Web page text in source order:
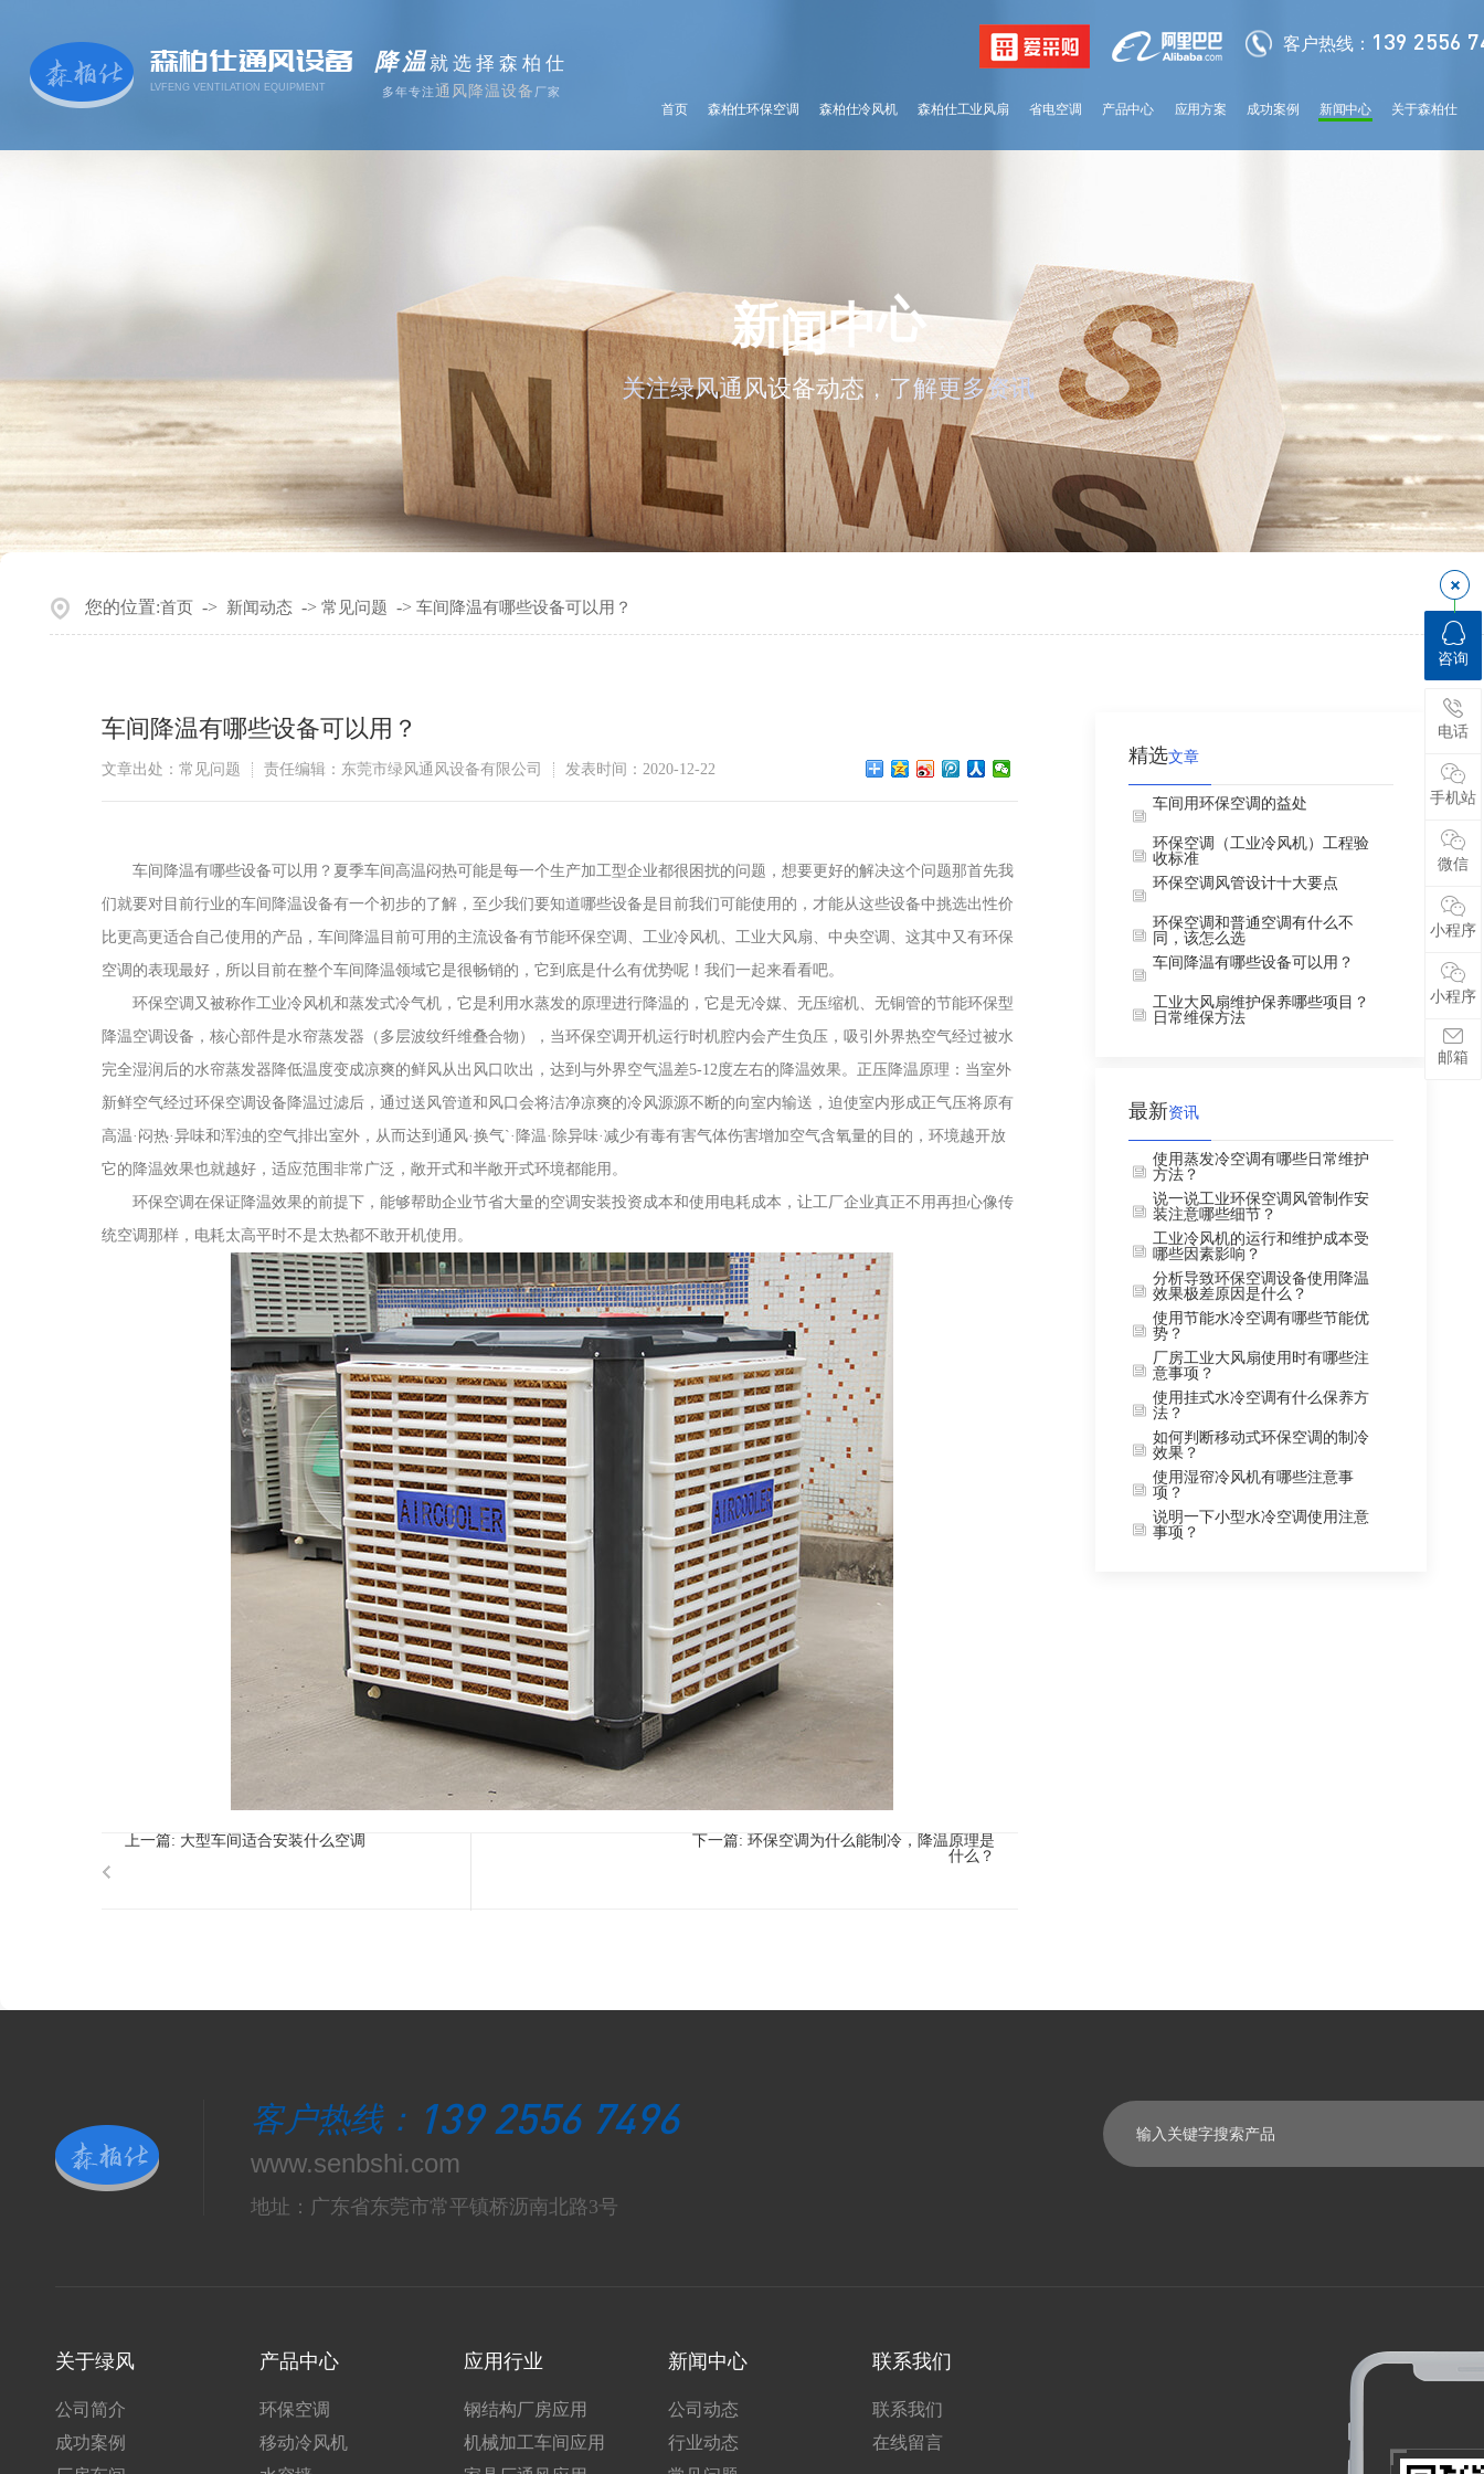
森柏仕通风设备
LVFENG VENTILATION EQUIPMENT
降温就选择森柏仕
多年专注通风降温设备 厂家
客户热线： 139 2556
首页 森柏仕环保空调 森柏仕冷风机 森柏仕工业风扇 省电空调 产品中心 应用方案 成功案例 新闻中心 关于森柏仕
新闻中心
关注绿风通风设备动态，了解更多资讯
您的位置:首页 -> 新闻动态 -> 常见问题 -> 车间降温有哪些设备可以用？
车间降温有哪些设备可以用？
文章出处：常见问题 责任编辑：东莞市绿风通风设备有限公司 发表时间：2020-12-22
车间降温有哪些设备可以用？夏季车间高温闷热可能是每一个生产加工型企业都很困扰的问题，想要更好的解决这个问题那首先我
们就要对目前行业的车间降温设备有一个初步的了解，至少我们要知道哪些设备是目前我们可能使用的，才能从这些设备中挑选出性价
比更高更适合自己使用的产品，车间降温目前可用的主流设备有节能环保空调、工业冷风机、工业大风扇、中央空调、这其中又有环保
空调的表现最好，所以目前在整个车间降温领域它是很畅销的，它到底是什么有优势呢！我们一起来看看吧。
环保空调又被称作工业冷风机和蒸发式冷气机，它是利用水蒸发的原理进行降温的，它是无冷媒、无压缩机、无铜管的节能环保型
降温空调设备，核心部件是水帘蒸发器（多层波纹纤维叠合物），当环保空调开机运行时机腔内会产生负压，吸引外界热空气经过被水
完全湿润后的水帘蒸发器降低温度变成凉爽的鲜风从出风口吹出，达到与外界空气温差5-12度左右的降温效果。正压降温原理：当室外
新鲜空气经过环保空调设备降温过滤后，通过送风管道和风口会将洁净凉爽的冷风源源不断的向室内输送，迫使室内形成正气压将原有
高温·闷热·异味和浑浊的空气排出室外，从而达到通风·换气`·降温·除异味·减少有毒有害气体伤害增加空气含氧量的目的，环境越开放
它的降温效果也就越好，适应范围非常广泛，敞开式和半敞开式环境都能用。
环保空调在保证降温效果的前提下，能够帮助企业节省大量的空调安装投资成本和使用电耗成本，让工厂企业真正不用再担心像传
统空调那样，电耗太高平时不是太热都不敢开机使用。
上一篇: 大型车间适合安装什么空调 下一篇: 环保空调为什么能制冷，降温原理是
什么？
精选文章
车间用环保空调的益处
环保空调（工业冷风机）工程验
收标准
环保空调风管设计十大要点
环保空调和普通空调有什么不
同，该怎么选
车间降温有哪些设备可以用？
工业大风扇维护保养哪些项目？
日常维保方法
最新资讯
使用蒸发冷空调有哪些日常维护
方法？
说一说工业环保空调风管制作安
装注意哪些细节？
工业冷风机的运行和维护成本受
哪些因素影响？
分析导致环保空调设备使用降温
效果极差原因是什么？
使用节能水冷空调有哪些节能优
势？
厂房工业大风扇使用时有哪些注
意事项？
使用挂式水冷空调有什么保养方
法？
如何判断移动式环保空调的制冷
效果？
使用湿帘冷风机有哪些注意事
项？
说明一下小型水冷空调使用注意
事项？
客户热线： 139 2556 7496
www.senbshi.com
地址：广东省东莞市常平镇桥沥南北路3号
关于绿风
公司简介
成功案例
产品中心
环保空调
移动冷风机
应用行业
钢结构厂房应用
机械加工车间应用
新闻中心
公司动态
行业动态
联系我们
联系我们
在线留言
咨询
电话
手机站
微信
小程序
小程序
邮箱